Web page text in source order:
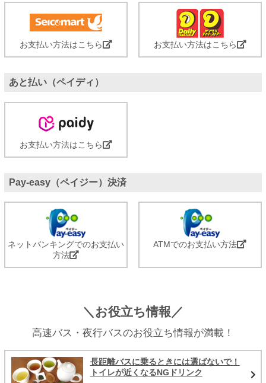
お支払い方法はこちら お支払い方法はこちら
あと払い（ペイディ）
お支払い方法はこちら
Pay-easy（ペイジー）決済
ネットバンキングでのお支払い
方法
ATMでのお支払い方法
＼お役立ち情報／
高速バス・夜行バスのお役立ち情報が満載！
長距離バスに乗るときには選ばないで！
トイレが近くなるNGドリンク